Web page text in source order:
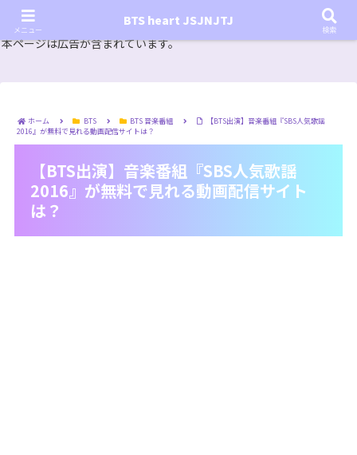
『In the SOOP BTS ver.』シーズン2放送決定！いつから始まる？インザスープの放送開始日・視聴
方法は？【In the SOOP BTS ver. Season 2】
本ページは広告が含まれています。
ホーム BTS BTS 音楽番組
【BTS出演】音楽番組『SBS人気歌謡
2016』が無料で見れる動画配信サイトは？
【BTS出演】音楽番組『SBS人気歌謡
2016』が無料で見れる動画配信サイト
は？
メニュー
BTS heart JSJNJTJ
検索